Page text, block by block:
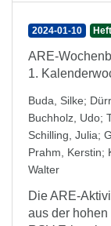
2024-01-10
ARE-
1.
Buda, Silke;
Buchholz, Udo;
Schilling, Julia;
Prahm, Kerstin;
Walter
Die ARE-
aus der